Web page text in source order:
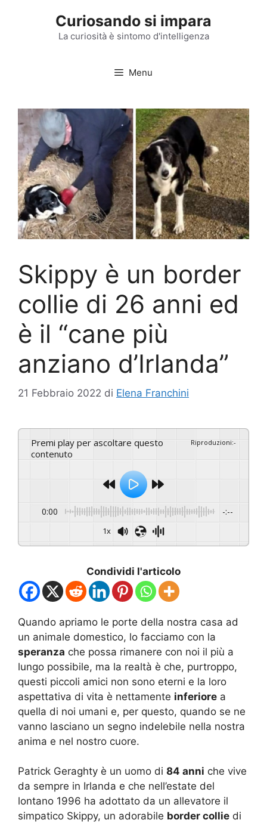
Curiosando si impara
La curiosità è sintomo d'intelligenza
Menu
Skippy è un border
collie di 26 anni ed
è il “cane più
anziano d’Irlanda”
21 Febbraio 2022 di Elena Franchini
Premi play per ascoltare questo
contenuto
Riproduzioni:-
0:00 -:--
1x
Condividi l'articolo
Quando apriamo le porte della nostra casa ad
un animale domestico, lo facciamo con la
speranza che possa rimanere con noi il più a
lungo possibile, ma la realtà è che, purtroppo,
questi piccoli amici non sono eterni e la loro
aspettativa di vita è nettamente inferiore a
quella di noi umani e, per questo, quando se ne
vanno lasciano un segno indelebile nella nostra
anima e nel nostro cuore.
Patrick Geraghty è un uomo di 84 anni che vive
da sempre in Irlanda e che nell’estate del
lontano 1996 ha adottato da un allevatore il
simpatico Skippy, un adorabile border collie di